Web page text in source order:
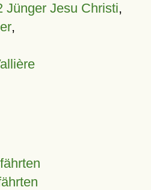
Jünger Jesu Christi,
,